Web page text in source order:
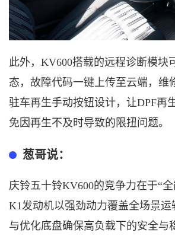
此外， KV600搭载的远程诊断模块
态，故障代码一键上传至云端，维
驻车再生手动按钮设计，让DPF再
免因再生不及时导致的限扭问题。
葱哥说：
庆铃五十铃KV600的竞争力在于“
K1发动机以强劲动力覆盖全场景运
与优化底盘确保高负载下的安全与